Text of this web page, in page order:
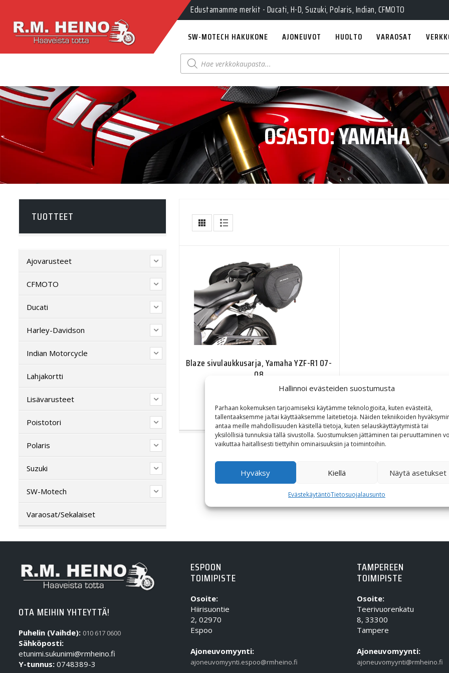
Hallinnoi evästeiden suostumusta
Parhaan kokemuksen tarjoamiseksi käytämme teknologioita, kuten evästeitä,
tallentaaksemme ja/tai käyttääksemme laitetietoja. Näiden tekniikoiden
antaa meille mahdollisuuden käsitellä tietoja, kuten selauskäyttäytymistä tai
yksilöllisiä tunnuksia tällä sivustolla. Suostumuksen jättäminen tai peruuttaminen
vaikuttaa haitallisesti tiettyihin ominaisuuksiin ja toimintoihin.
Hyväksy Kiellä Näytä asetukset
EvästekäytäntöTietosuojalausunto
Edustamamme merkit - Ducati, H-D, Suzuki, Polaris, Indian, CFMOTO
SW-MOTECH HAKUKONE AJONEUVOT HUOLTO VARAOSAT
Products
search
OSASTO:YAMAHA
Blaze sivulaukkusarja, Yamaha YZF-R1 07-
08
323,90€
TUOTTEET
Ajovarusteet
CFMOTO
Ducati
Harley-Davidson
Indian Motorcycle
Lahjakortti
Lisävarusteet
Poistotori
Polaris
Suzuki
SW-Motech
Varaosat/Sekalaiset
OTA MEIHIN YHTEYTTÄ!
Puhelin (Vaihde): 010 617 0600
Sähköposti:
etunimi.sukunimi@rmheino.fi
Y-tunnus: 0748389-3
ESPOON
TOIMIPISTE
Osoite:
Hiirisuontie
2, 02970
Espoo
Ajoneuvomyynti:
ajoneuvomyynti.espoo@rmheino.fi
TAMPEREEN
TOIMIPISTE
Osoite:
Teerivuorenkatu
8, 33300
Tampere
Ajoneuvomyynti:
ajoneuvomyynti@rmheino.fi